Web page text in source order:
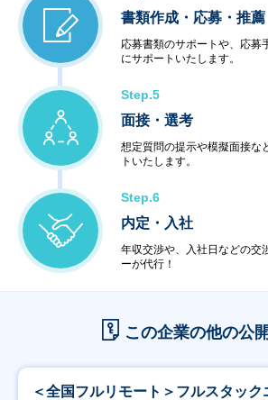
書類作成・応募・推薦
応募書類のサポートや、応募
にサポートいたします。
Step.5
面接・選考
想定質問の提示や模擬面接な
トいたします。
Step.6
内定・入社
年収交渉や、入社日などの交
ーが代行！
この企業の他の公
＜全国フルリモート＞フルスタッ